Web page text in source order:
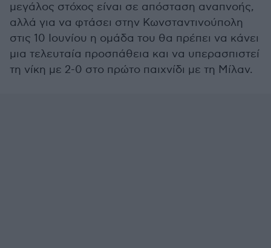
μεγάλος στόχος είναι σε απόσταση αναπνοής,
αλλά για να φτάσει στην Κωνσταντινούπολη
στις 10 Ιουνίου η ομάδα του θα πρέπει να κάνει
μια τελευταία προσπάθεια και να υπερασπιστεί
τη νίκη με 2-0 στο πρώτο παιχνίδι με τη Μίλαν.